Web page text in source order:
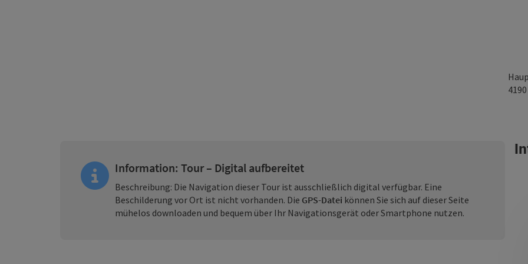
4190
Information: Tour – Digital aufbereitet
Beschreibung: Die Navigation dieser Tour ist ausschließlich digital verfügbar. Eine
Beschilderung vor Ort ist nicht vorhanden. Die GPS-Datei können Sie sich auf dieser Seite
mühelos downloaden und bequem über Ihr Navigationsgerät oder Smartphone nutzen.